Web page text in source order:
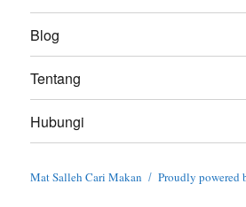
Blog
Tentang
Hubungi
Mat Salleh Cari Makan Proudly powered